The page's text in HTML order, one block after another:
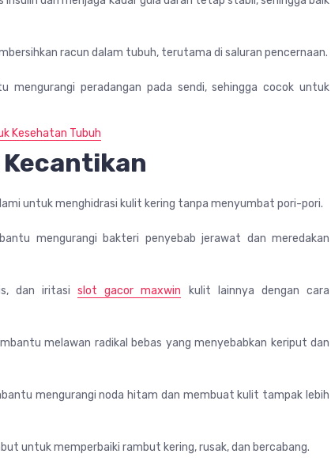
racun dalam tubuh, terutama di saluran pencernaan.
mengurangi peradangan pada sendi, sehingga cocok untuk
Kesehatan Tubuh
untuk menghidrasi kulit kering tanpa menyumbat pori-pori.
mengurangi bakteri penyebab jerawat dan meredakan
dan iritasislot gacor maxwin kulit lainnya dengan cara
melawan radikal bebas yang menyebabkan keriput dan
mengurangi noda hitam dan membuat kulit tampak lebih
untuk memperbaiki rambut kering, rusak, dan bercabang.